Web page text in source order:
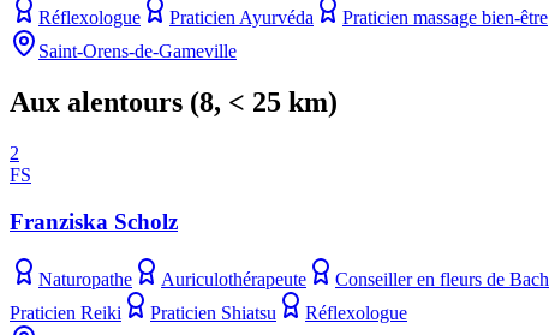
Réflexologue Praticien Ayurvéda
Praticien massage bien-être
Saint-Orens-de-Gameville
Aux alentours (8, < 25 km)
2
FS
Franziska Scholz
Naturopathe Auriculothérapeute Conseiller en fleurs de Bach
Praticien Reiki
Praticien Shiatsu
Réflexologue